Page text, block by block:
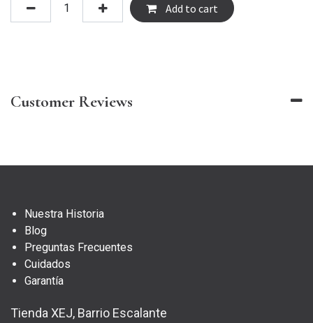
Add to cart
Customer Reviews
Nuestra Historia
Blog
Preguntas Frecuentes
Cuidados
Garantía
Tienda XEJ, Barrio Escalante